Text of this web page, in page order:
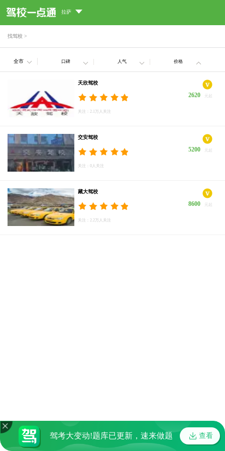
拉萨
找驾校 >
全市 口碑 人气 价格
天欣驾校
2620 元起
关注：2.1万人关注
交安驾校
5200 元起
关注：0人关注
藏大驾校
8600 元起
关注：2.2万人关注
驾考大变动!题库已更新，速来做题 查看